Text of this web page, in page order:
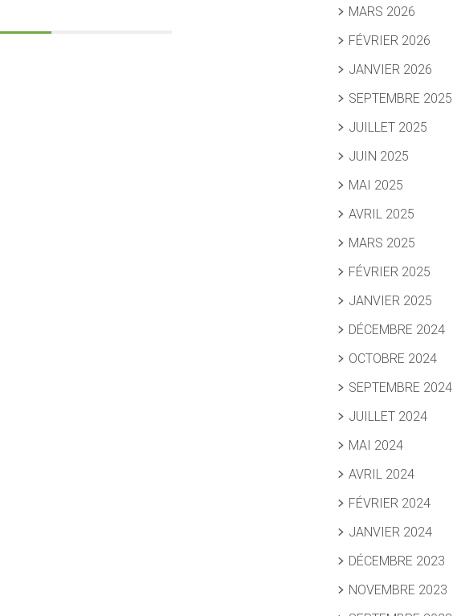
MARS 2026
FÉVRIER 2026
JANVIER 2026
SEPTEMBRE 2025
JUILLET 2025
JUIN 2025
MAI 2025
AVRIL 2025
MARS 2025
FÉVRIER 2025
JANVIER 2025
DÉCEMBRE 2024
OCTOBRE 2024
SEPTEMBRE 2024
JUILLET 2024
MAI 2024
AVRIL 2024
FÉVRIER 2024
JANVIER 2024
DÉCEMBRE 2023
NOVEMBRE 2023